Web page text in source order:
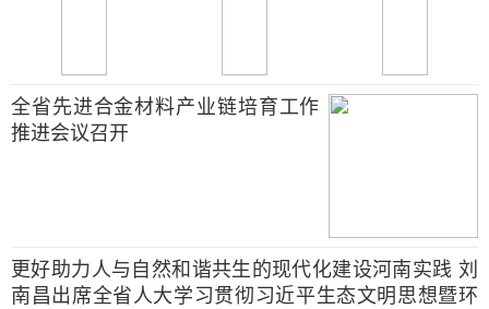
全省先进合金材料产业链培育工作
推进会议召开
更好助力人与自然和谐共生的现代化建设河南实践 刘
南昌出席全省人大学习贯彻习近平生态文明思想暨环